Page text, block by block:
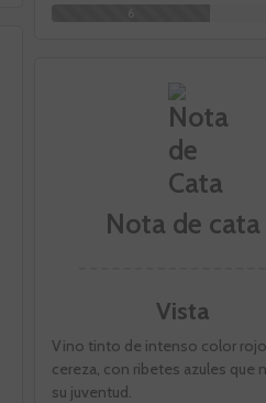
Nota de cata
Vista
Vino tinto de intenso color rojo
cereza, con ribetes azules que
su juventud.